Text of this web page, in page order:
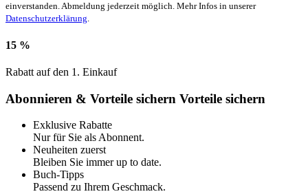
einverstanden. Abmeldung jederzeit möglich. Mehr Infos in unserer
Datenschutzerklärung.
15 %
Rabatt auf den 1. Einkauf
Abonnieren & Vorteile sichern Vorteile sichern
Exklusive Rabatte
Nur für Sie als Abonnent.
Neuheiten zuerst
Bleiben Sie immer up to date.
Buch-Tipps
Passend zu Ihrem Geschmack.